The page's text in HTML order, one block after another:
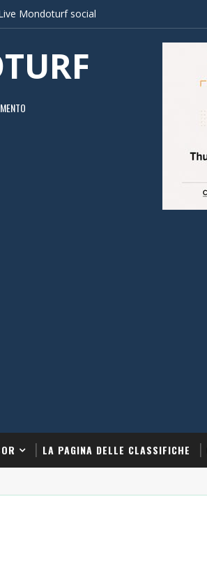
Mondoturf social
LA PAGINA DELLE CLASSIFICHE